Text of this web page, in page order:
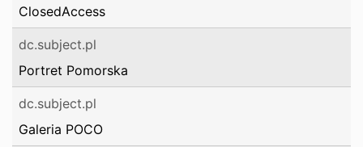
ClosedAccess
dc.subject.pl
Portret Pomorska
dc.subject.pl
Galeria POCO